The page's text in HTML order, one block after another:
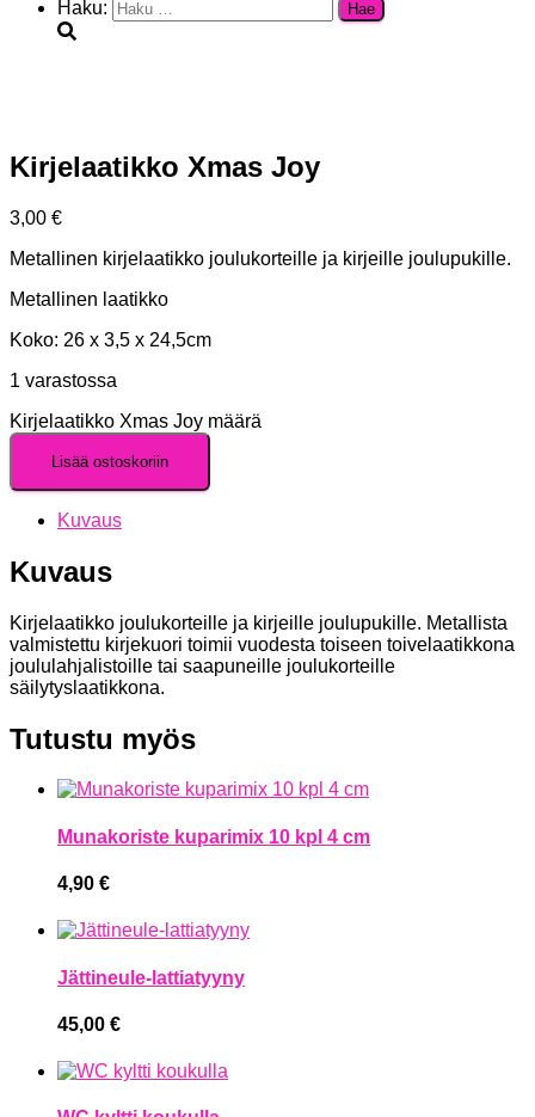
Haku:
Kirjelaatikko Xmas Joy
3,00 €
Metallinen kirjelaatikko joulukorteille ja kirjeille joulupukille.
Metallinen laatikko
Koko: 26 x 3,5 x 24,5cm
1 varastossa
Kirjelaatikko Xmas Joy määrä
Lisää ostoskoriin
Kuvaus
Kuvaus
Kirjelaatikko joulukorteille ja kirjeille joulupukille. Metallista
valmistettu kirjekuori toimii vuodesta toiseen toivelaatikkona
joululahjalistoille tai saapuneille joulukorteille
säilytyslaatikkona.
Tutustu myös
Munakoriste kuparimix 10 kpl 4 cm
4,90 €
Jättineule-lattiatyyny
45,00 €